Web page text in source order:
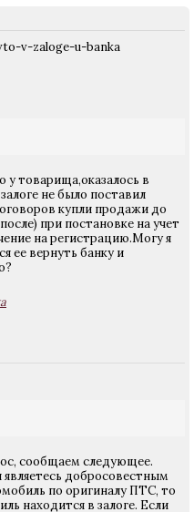
v-zaloge-u-banka
у товарища,оказалось в
не было поставил
купли продажи до
при постановке на учет
на регистрацию.Могу я
ее вернуть банку и
сообщаем следующее.
являетесь добросовестным
по оригиналу ПТС, то
находится в залоге. Если